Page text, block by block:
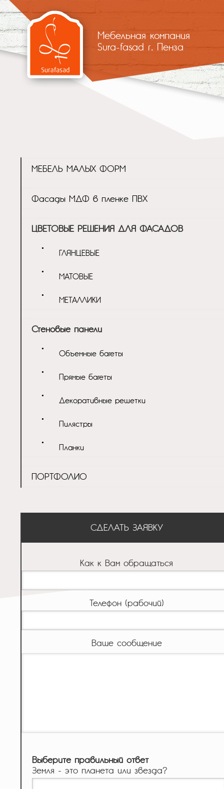
Мебельная компания
Sura-fasad г. Пенза
МЕБЕЛЬ МАЛЫХ ФОРМ
Фасады МДФ в пленке ПВХ
ЦВЕТОВЫЕ РЕШЕНИЯ ДЛЯ ФАСАДОВ
ГЛЯНЦЕВЫЕ
МАТОВЫЕ
МЕТАЛЛИКИ
Стеновые панели
Объемные багеты
Прямые багеты
Декоративные решетки
Пилястры
Планки
ПОРТФОЛИО
СДЕЛАТЬ ЗАЯВКУ
Как к Вам обращаться
Телефон (рабочий)
Ваше сообщение
Выберите правильный ответ
Земля - это планета или звезда?